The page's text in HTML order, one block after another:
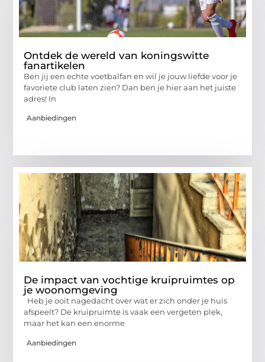
Ontdek de wereld van koningswitte
fanartikelen
Ben jij een echte voetbalfan en wil je jouw liefde voor je
favoriete club laten zien? Dan ben je hier aan het juiste
adres! In
Aanbiedingen
De impact van vochtige kruipruimtes op
je woonomgeving
Heb je ooit nagedacht over wat er zich onder je huis
afspeelt? De kruipruimte is vaak een vergeten plek,
maar het kan een enorme
Aanbiedingen